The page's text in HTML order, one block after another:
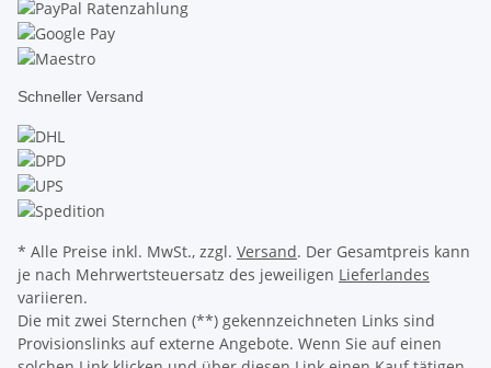
Schneller Versand
* Alle Preise inkl. MwSt., zzgl. Versand. Der Gesamtpreis kann
je nach Mehrwertsteuersatz des jeweiligen Lieferlandes
variieren.
Die mit zwei Sternchen (**) gekennzeichneten Links sind
Provisionslinks auf externe Angebote. Wenn Sie auf einen